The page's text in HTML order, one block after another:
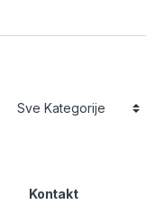
Kontakt